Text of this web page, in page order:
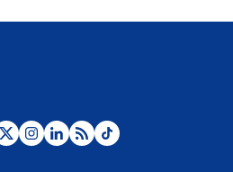
¿La posesión de Abelardo De la